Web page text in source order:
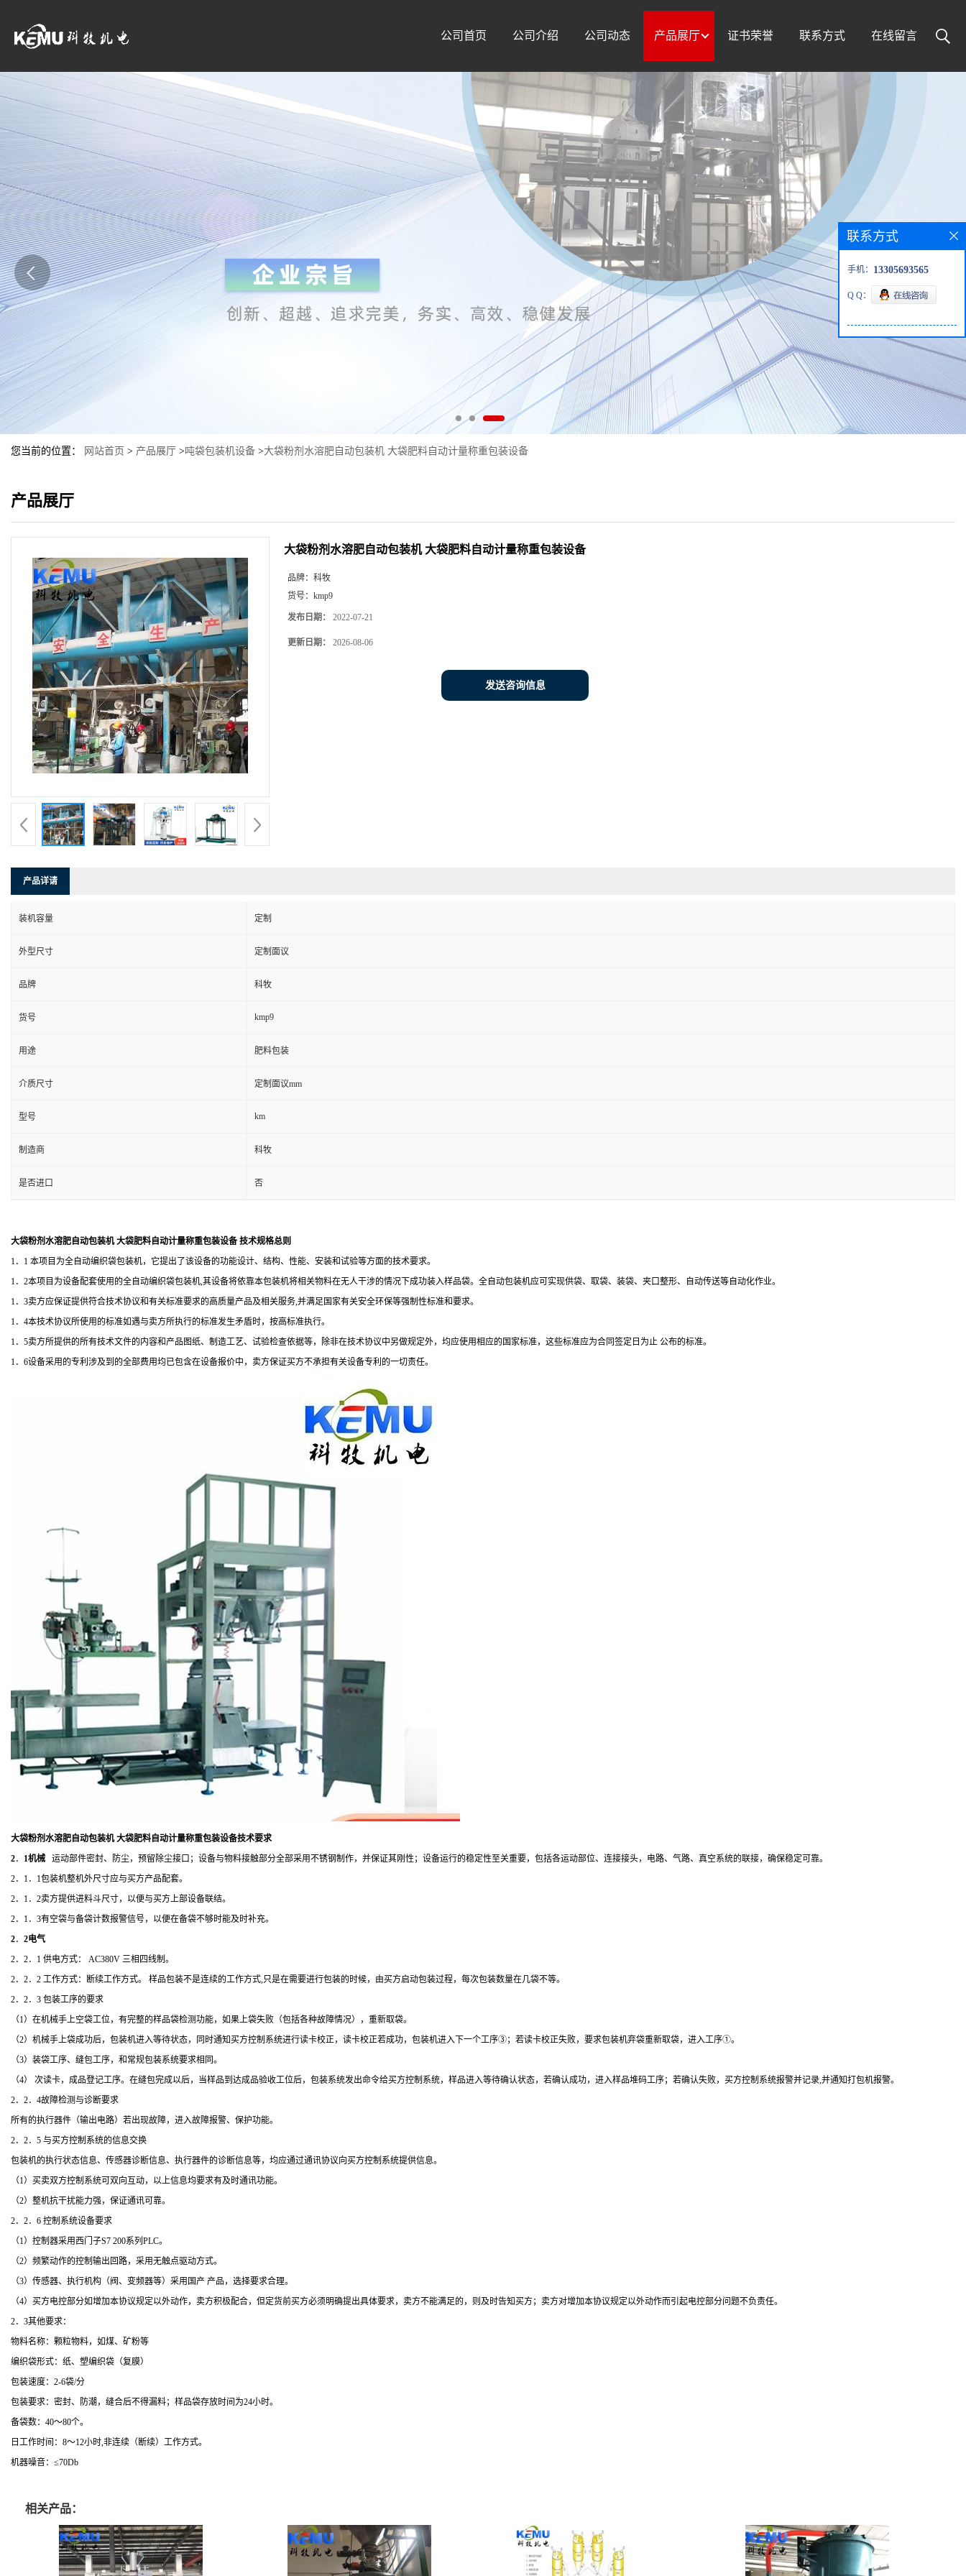
公司首页 公司介绍 公司动态 产品展厅 证书荣誉 联系方式 在线留言
您当前的位置： 网站首页 > 产品展厅 >吨袋包装机设备 >大袋粉剂水溶肥自动包装机 大袋肥料自动计量称重包装设备
产品展厅
大袋粉剂水溶肥自动包装机 大袋肥料自动计量称重包装设备
品牌： 科牧
货号： kmp9
发布日期： 2022-07-21
更新日期： 2026-08-06
发送咨询信息
产品详请
装机容量 定制
外型尺寸 定制面议
品牌 科牧
货号 kmp9
用途 肥料包装
介质尺寸 定制面议mm
型号 km
制造商 科牧
是否进口 否
大袋粉剂水溶肥自动包装机 大袋肥料自动计量称重包装设备 技术规格总则
1．1 本项目为全自动编织袋包装机，它提出了该设备的功能设计、结构、性能、安装和试验等方面的技术要求。
1．2本项目为设备配套使用的全自动编织袋包装机,其设备将依靠本包装机将相关物料在无人干涉的情况下成功装入样品袋。全自动包装机应可实现供袋、取袋、装袋、夹口整形、自动传送等自动化作业。
1．3卖方应保证提供符合技术协议和有关标准要求的高质量产品及相关服务,并满足国家有关安全环保等强制性标准和要求。
1．4本技术协议所使用的标准如遇与卖方所执行的标准发生矛盾时，按高标准执行。
1．5卖方所提供的所有技术文件的内容和产品图纸、制造工艺、试验检查依据等，除非在技术协议中另做规定外，均应使用相应的国家标准，这些标准应为合同签定日为止 公布的标准。
1．6设备采用的专利涉及到的全部费用均已包含在设备报价中，卖方保证买方不承担有关设备专利的一切责任。
大袋粉剂水溶肥自动包装机 大袋肥料自动计量称重包装设备技术要求
2． 1机械 运动部件密封、防尘，预留除尘接口； 设备与物料接触部分全部采用不锈钢制作，并保证其刚性；设备运行的稳定性至关重要，包括各运动部位、连接接头，电路、气路、真空系统的联接，确保稳定可靠。
2．1．1包装机整机外尺寸应与买方产品配套。
2．1．2卖方提供进料斗尺寸，以便与买方上部设备联结。
2．1．3有空袋与备袋计数报警信号，以便在备袋不够时能及时补充。
2． 2电气
2．2．1 供电方式： AC380V 三相四线制。
2．2．2 工作方式：断续工作方式。 样品包装不是连续的工作方式,只是在需要进行包装的时候，由买方启动包装过程，每次包装数量在几袋不等。
2．2．3 包装工序的要求
（1）在机械手上空袋工位，有完整的样品袋检测功能，如果上袋失败（包括各种故障情况），重新取袋。
（2）机械手上袋成功后，包装机进入等待状态，同时通知买方控制系统进行读卡校正，读卡校正若成功，包装机进入下一个工序③；若读卡校正失败，要求包装机弃袋重新取袋，进入工序①。
（3）装袋工序、缝包工序，和常规包装系统要求相同。
（4） 次读卡，成品登记工序。在缝包完成以后，当样品到达成品验收工位后，包装系统发出命令给买方控制系统，样品进入等待确认状态，若确认成功，进入样品堆码工序；若确认失败，买方控制系统报警并记录,并通知打包机报警。
2．2．4故障检测与诊断要求
所有的执行器件（输出电路）若出现故障，进入故障报警、保护功能。
2．2．5 与买方控制系统的信息交换
包装机的执行状态信息、传感器诊断信息、执行器件的诊断信息等，均应通过通讯协议向买方控制系统提供信息。
（1）买卖双方控制系统可双向互动，以上信息均要求有及时通讯功能。
（2）整机抗干扰能力强，保证通讯可靠。
2．2．6 控制系统设备要求
（1） 控制器采用西门子S7 200系列PLC。
（2） 频繁动作的控制输出回路，采用无触点驱动方式。
（3） 传感器、执行机构（阀、变频器等）采用国产 产品，选择要求合理。
（4）买方电控部分如增加本协议规定以外动作，卖方积极配合，但定货前买方必须明确提出具体要求，卖方不能满足的，则及时告知买方；卖方对增加本协议规定以外动作而引起电控部分问题不负责任。
2．3其他要求：
物料名称：颗粒物料，如煤、矿粉等
编织袋形式：纸、塑编织袋（复膜）
包装速度： 2-6袋/分
包装要求：密封、防潮，缝合后不得漏料；样品袋存放时间为24小时。
备袋数： 40～80个。
日工作时间： 8～12小时,非连续（断续）工作方式。
机器噪音： ≤70Db
相关产品：
联系方式
手机： 13305693565
Q Q：